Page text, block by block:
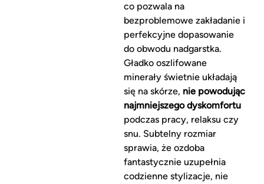
co pozwala na
bezproblemowe zakładanie i
perfekcyjne dopasowanie
do obwodu nadgarstka.
Gładko oszlifowane
minerały świetnie układają
się na skórze, nie powodując
najmniejszego dyskomfortu
podczas pracy, relaksu czy
snu. Subtelny rozmiar
sprawia, że ozdoba
fantastycznie uzupełnia
codzienne stylizacje, nie